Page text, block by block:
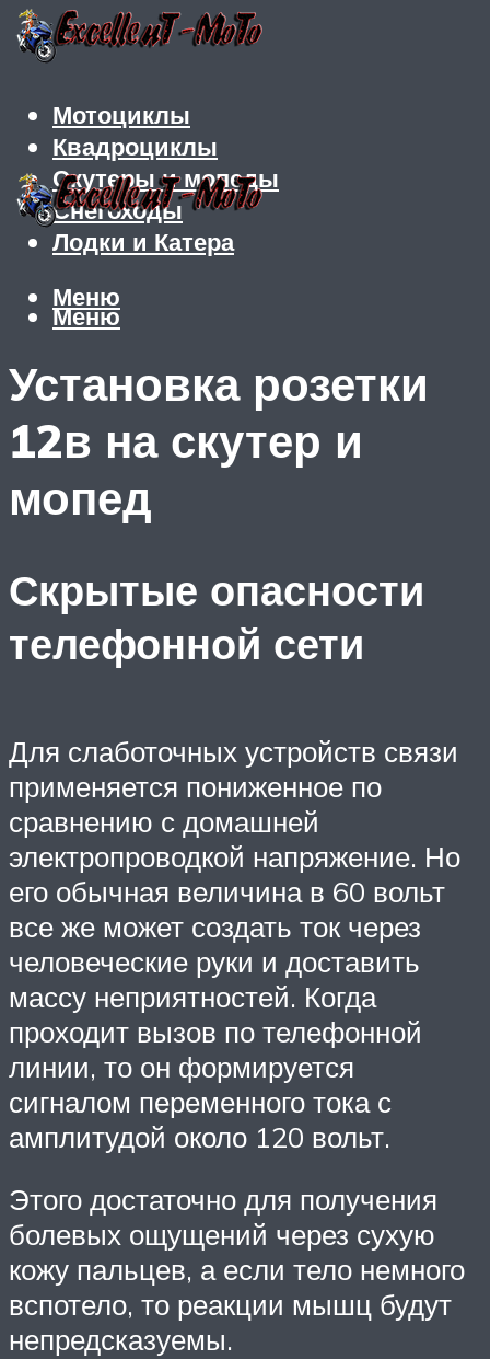
Мотоциклы
Квадроциклы
Скутеры и мопеды
Снегоходы
Лодки и Катера
Меню
Меню
Установка розетки
12в на скутер и
мопед
Скрытые опасности
телефонной сети
Для слаботочных устройств связи
применяется пониженное по
сравнению с домашней
электропроводкой напряжение. Но
его обычная величина в 60 вольт
все же может создать ток через
человеческие руки и доставить
массу неприятностей. Когда
проходит вызов по телефонной
линии, то он формируется
сигналом переменного тока с
амплитудой около 120 вольт.
Этого достаточно для получения
болевых ощущений через сухую
кожу пальцев, а если тело немного
вспотело, то реакции мышц будут
непредсказуемы.